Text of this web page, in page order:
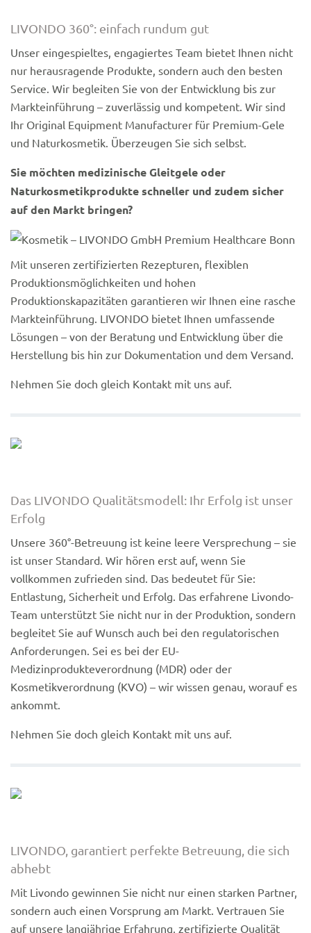
LIVONDO 360°: einfach rundum gut
Unser eingespieltes, engagiertes Team bietet Ihnen nicht
nur herausragende Produkte, sondern auch den besten
Service. Wir begleiten Sie von der Entwicklung bis zur
Markteinführung – zuverlässig und kompetent. Wir sind
Ihr Original Equipment Manufacturer für Premium-Gele
und Naturkosmetik. Überzeugen Sie sich selbst.
Sie möchten medizinische Gleitgele oder
Naturkosmetikprodukte schneller und zudem sicher
auf den Markt bringen?
Mit unseren zertifizierten Rezepturen, flexiblen
Produktionsmöglichkeiten und hohen
Produktionskapazitäten garantieren wir Ihnen eine rasche
Markteinführung. LIVONDO bietet Ihnen umfassende
Lösungen – von der Beratung und Entwicklung über die
Herstellung bis hin zur Dokumentation und dem Versand.
Nehmen Sie doch gleich Kontakt mit uns auf.
Das LIVONDO Qualitätsmodell: Ihr Erfolg ist unser
Erfolg
Unsere 360°-Betreuung ist keine leere Versprechung – sie
ist unser Standard. Wir hören erst auf, wenn Sie
vollkommen zufrieden sind. Das bedeutet für Sie:
Entlastung, Sicherheit und Erfolg. Das erfahrene Livondo-
Team unterstützt Sie nicht nur in der Produktion, sondern
begleitet Sie auf Wunsch auch bei den regulatorischen
Anforderungen. Sei es bei der EU-
Medizinprodukteverordnung (MDR) oder der
Kosmetikverordnung (KVO) – wir wissen genau, worauf es
ankommt.
Nehmen Sie doch gleich Kontakt mit uns auf.
LIVONDO, garantiert perfekte Betreuung, die sich
abhebt
Mit Livondo gewinnen Sie nicht nur einen starken Partner,
sondern auch einen Vorsprung am Markt. Vertrauen Sie
auf unsere langjährige Erfahrung, zertifizierte Qualität